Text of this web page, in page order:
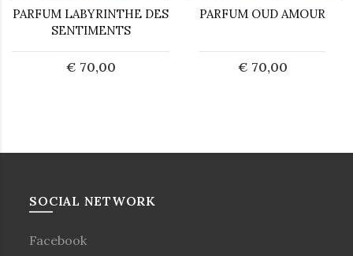
PARFUM LABYRINTHE DES
SENTIMENTS
€ 70,00
PARFUM OUD AMOUR
€ 70,00
SOCIAL NETWORK
Facebook